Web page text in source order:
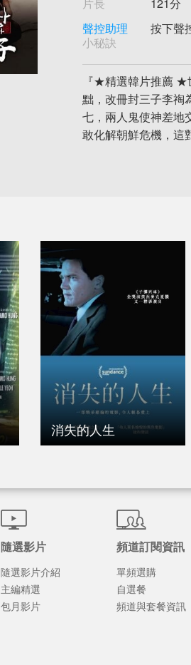
聲控助理
小秘訣
按下聲
『★精選韓片推薦 ★
黜，改冊封三子李祹
七，兩人鬼使神差地
敢化解朝鮮危機，這
消失的人生
隨選影片
隨選影片介紹
主編精選
包月影片
頻道訂閱資訊
單頻選購
自選餐
頻道與套餐資訊